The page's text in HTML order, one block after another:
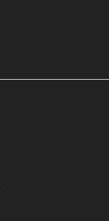
stap je